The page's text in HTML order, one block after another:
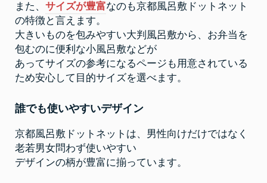
また、 サイズが豊富なのも京都風呂敷ドットネット
の特徴と言えます。
大きいものを包みやすい大判風呂敷から、お弁当を
包むのに便利な小風呂敷などが
あってサイズの参考になるページも用意されている
ため安心して目的サイズを選べます。
誰でも使いやすいデザイン
京都風呂敷ドットネットは、男性向けだけではなく
老若男女問わず使いやすい
デザインの柄が豊富に揃っています。